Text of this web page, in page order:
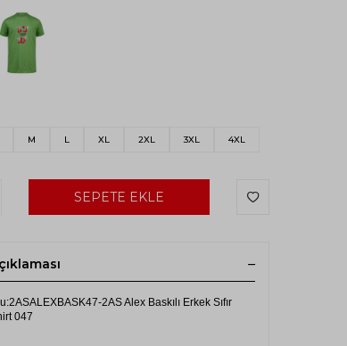
M L XL 2XL 3XL 4XL
SEPETE EKLE
2AS Alex Baskılı Erkek Sıfır
047